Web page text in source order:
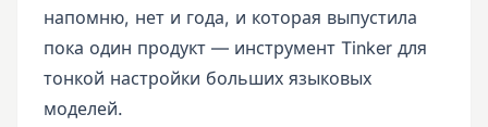
напомню, нет и года, и которая выпустила
пока один продукт — инструмент Tinker для
тонкой настройки больших языковых
моделей.